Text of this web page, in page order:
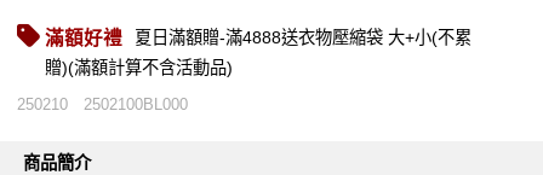
滿額好禮
夏日滿額贈-滿4888送衣物壓縮袋 大+小(不累
贈)(滿額計算不含活動品)
250210 2502100BL000
商品簡介